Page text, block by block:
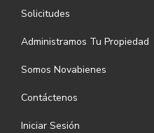
Solicitudes
Administramos Tu Propiedad
Somos Novabienes
Contáctenos
Iniciar Sesión